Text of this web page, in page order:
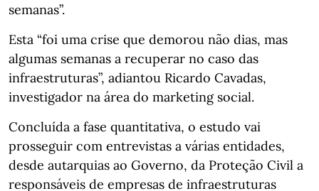
semanas”.
Esta “foi uma crise que demorou não dias, mas
algumas semanas a recuperar no caso das
infraestruturas”, adiantou Ricardo Cavadas,
investigador na área do marketing social.
Concluída a fase quantitativa, o estudo vai
prosseguir com entrevistas a várias entidades,
desde autarquias ao Governo, da Proteção Civil a
responsáveis de empresas de infraestruturas